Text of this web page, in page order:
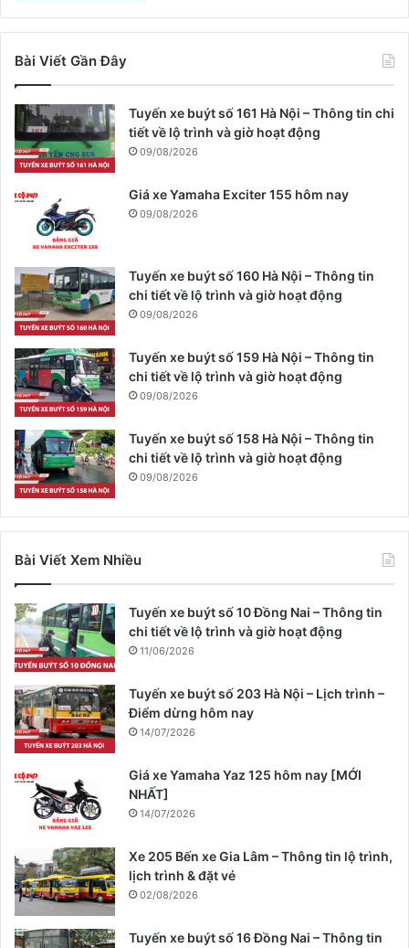
Bài Viết Gần Đây
Tuyến xe buýt số 161 Hà Nội – Thông tin chi
tiết về lộ trình và giờ hoạt động
09/08/2026
Giá xe Yamaha Exciter 155 hôm nay
09/08/2026
Tuyến xe buýt số 160 Hà Nội – Thông tin
chi tiết về lộ trình và giờ hoạt động
09/08/2026
Tuyến xe buýt số 159 Hà Nội – Thông tin
chi tiết về lộ trình và giờ hoạt động
09/08/2026
Tuyến xe buýt số 158 Hà Nội – Thông tin
chi tiết về lộ trình và giờ hoạt động
09/08/2026
Bài Viết Xem Nhiều
Tuyến xe buýt số 10 Đồng Nai – Thông tin
chi tiết về lộ trình và giờ hoạt động
11/06/2026
Tuyến xe buýt số 203 Hà Nội – Lịch trình –
Điểm dừng hôm nay
14/07/2026
Giá xe Yamaha Yaz 125 hôm nay [MỚI
NHẤT]
14/07/2026
Xe 205 Bến xe Gia Lâm – Thông tin lộ trình,
lịch trình & đặt vé
02/08/2026
Tuyến xe buýt số 16 Đồng Nai – Thông tin